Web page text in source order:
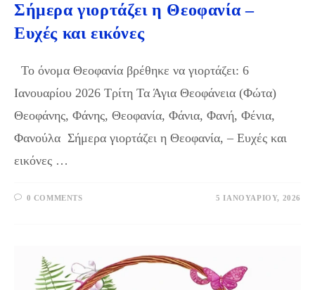
Σήμερα γιορτάζει η Θεοφανία –
Ευχές και εικόνες
Το όνομα Θεοφανία βρέθηκε να γιορτάζει: 6
Ιανουαρίου 2026 Τρίτη Τα Άγια Θεοφάνεια (Φώτα)
Θεοφάνης, Φάνης, Θεοφανία, Φάνια, Φανή, Φένια,
Φανούλα Σήμερα γιορτάζει η Θεοφανία, – Ευχές και
εικόνες …
0 COMMENTS 5 ΙΑΝΟΥΑΡΊΟΥ, 2026